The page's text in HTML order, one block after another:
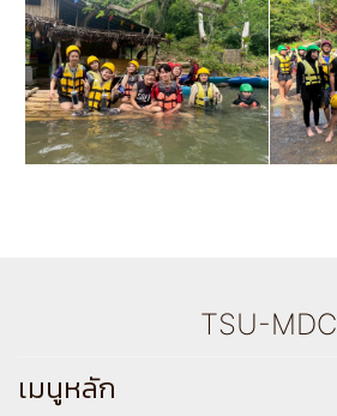
TSU-MDC
เมนูหลัก